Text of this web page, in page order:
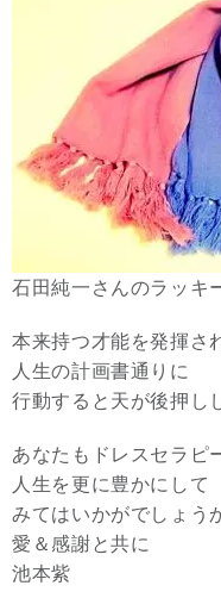
石田純一さんのラッキ
本来持つ才能を発揮さ
人生の計画書通りに
行動すると天が後押し
あなたもドレスセラピ
人生を更に豊かにして
みてはいかがでしょう
愛＆感謝と共に
池本紫